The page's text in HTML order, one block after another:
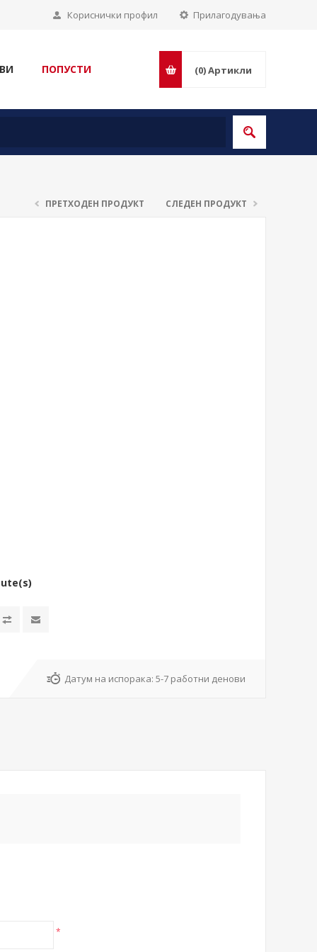
Прилагодувања
Кориснички профил
ПОПУСТИ (0)Артикли
ПРЕТХОДЕН ПРОДУКТ СЛЕДЕН ПРОДУКТ
Датум на испорака: 5-7 работни денови
*